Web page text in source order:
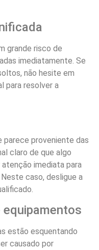
grande risco de
imediatamente. Se
não hesite em
para resolver a
parece proveniente das
claro de que algo
imediata para
caso, desligue a
estão esquentando
causado por